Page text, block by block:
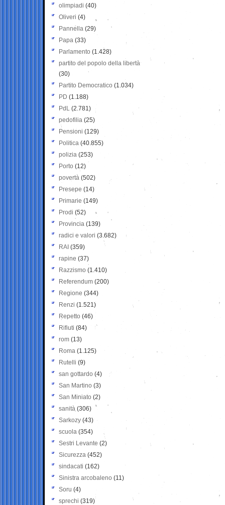
olimpiadi (40)
Oliveri (4)
Pannella (29)
Papa (33)
Parlamento (1.428)
partito del popolo della libertà
(30)
Partito Democratico (1.034)
PD (1.188)
PdL (2.781)
pedofilia (25)
Pensioni (129)
Politica (40.855)
polizia (253)
Porto (12)
povertà (502)
Presepe (14)
Primarie (149)
Prodi (52)
Provincia (139)
radici e valori (3.682)
RAI (359)
rapine (37)
Razzismo (1.410)
Referendum (200)
Regione (344)
Renzi (1.521)
Repetto (46)
Rifiuti (84)
rom (13)
Roma (1.125)
Rutelli (9)
san gottardo (4)
San Martino (3)
San Miniato (2)
sanità (306)
Sarkozy (43)
scuola (354)
Sestri Levante (2)
Sicurezza (452)
sindacati (162)
Sinistra arcobaleno (11)
Soru (4)
sprechi (319)